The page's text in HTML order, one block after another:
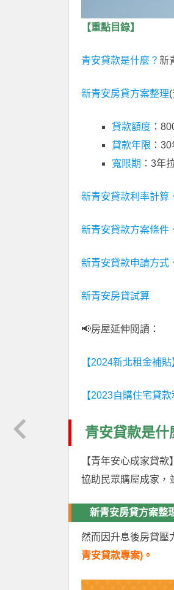
【重點目錄】
青安貸款是什麼？ 新
新青安房貸方案整理
貸款額度 ：
貸款年限 ：
寬限期 ：3年
新青安貸款利率計算
新青安貸款方案條件
新青安貸款申請方式
新青安房貸試算
📢房屋延伸閱讀：
【2024新北租金補
【2023自購住宅貸
青安貸款是
【青年安心成家貸
協助民眾購屋成家，
新青安房貸方案整
然而因升息後房貸壓
青安貸款專案)。